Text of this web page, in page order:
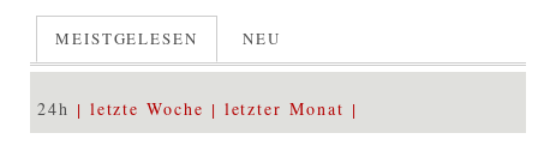
MEISTGELESEN NEU
24h letzte Woche letzter Monat